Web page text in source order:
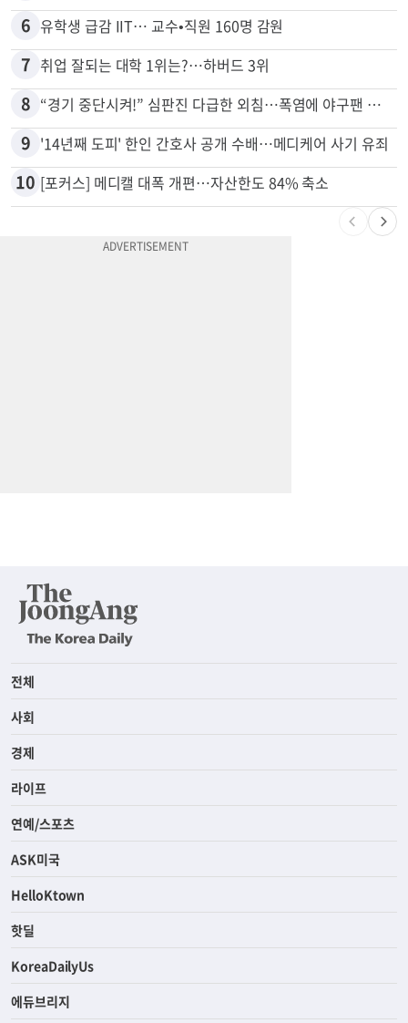
6 유학생 급감 IIT… 교수•직원 160명 감원
7 취업 잘되는 대학 1위는?…하버드 3위
8 “경기 중단시켜!” 심판진 다급한 외침…폭염에 야구팬 쓰러졌다
9 '14년째 도피' 한인 간호사 공개 수배…메디케어 사기 유죄
10 [포커스] 메디캘 대폭 개편…자산한도 84% 축소
전체
사회
경제
라이프
연예/스포츠
ASK미국
HelloKtown
핫딜
KoreaDailyUs
에듀브리지